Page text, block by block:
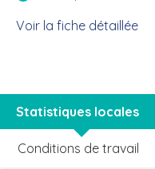
Voir la fiche détaillée
Statistiques locales
Conditions de travail